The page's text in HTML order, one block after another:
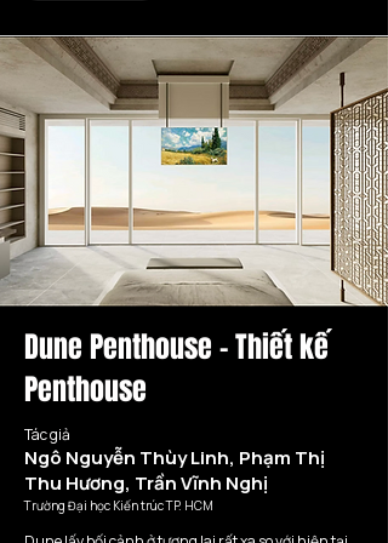
Dune Penthouse - Thiết kế
Penthouse
Tác giả
Ngô Nguyễn Thùy Linh, Phạm Thị
Thu Hương, Trần Vĩnh Nghị
Trường Đại học Kiến trúc TP. HCM